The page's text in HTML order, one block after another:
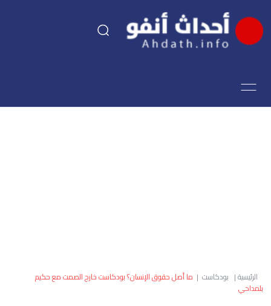
اقتصاد
العالم الرئيسية| بودكاست | ما أصل حقوق الإنسان؟ بودكاست خارج الصمت مع حكيم
بلمداحي